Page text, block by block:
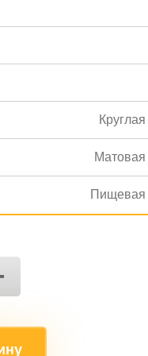
Круглая
Матовая
Пищевая